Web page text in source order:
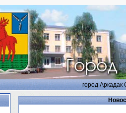
город Аркадак